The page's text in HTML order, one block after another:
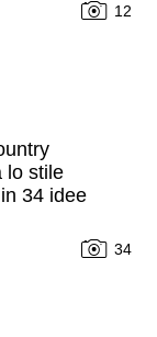
12
lo stile
34 idee
34